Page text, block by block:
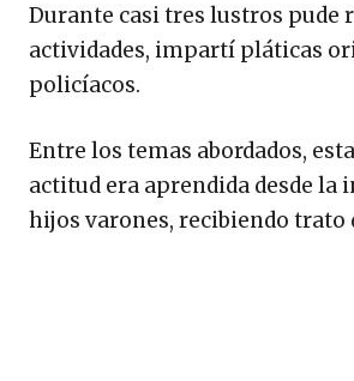
Durante casi tres lustros pude
actividades, impartí pláticas
policíacos.
Entre los temas abordados,
actitud era aprendida desde la
hijos varones, recibiendo trato